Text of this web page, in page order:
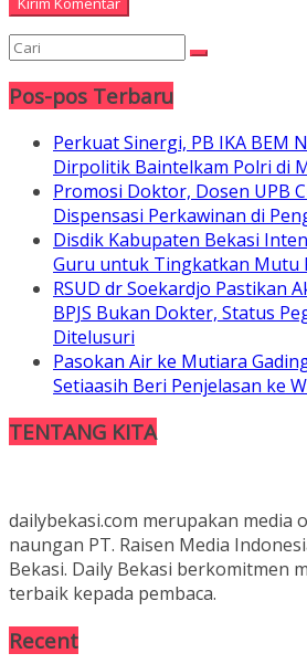
Pos-pos Terbaru
Perkuat Sinergi, PB IKA BEM
Dirpolitik Baintelkam Polri di
Promosi Doktor, Dosen UPB
Dispensasi Perkawinan di
Disdik Kabupaten Bekasi
Guru untuk Tingkatkan Mutu
RSUD dr Soekardjo Pastikan
BPJS Bukan Dokter, Status
Ditelusuri
Pasokan Air ke Mutiara
Setiaasih Beri Penjelasan ke
TENTANG KITA
dailybekasi.com merupakan media
naungan PT. Raisen Media
Bekasi. Daily Bekasi berkomitmen
terbaik kepada pembaca.
Recent